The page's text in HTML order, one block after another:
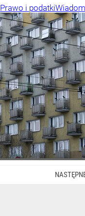
Prawo i podatki